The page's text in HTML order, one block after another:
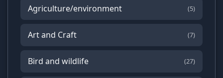
Agriculture/environment (5)
Art and Craft (7)
Bird and wildlife (27)